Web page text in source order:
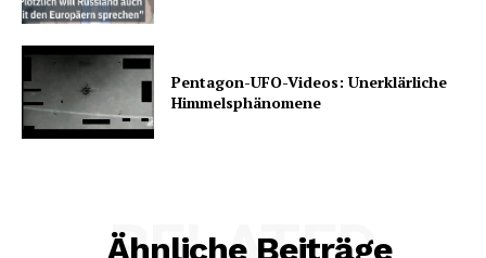
Pentagon-UFO-Videos: Unerklärliche
Himmelsphänomene
Ähnliche Beiträge